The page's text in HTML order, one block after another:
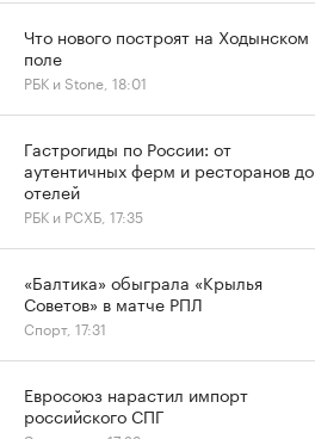
Что нового построят на Ходынском
поле
РБК и Stone, 18:01
Гастрогиды по России: от
аутентичных ферм и ресторанов до
отелей
РБК и РСХБ, 17:35
«Балтика» обыграла «Крылья
Советов» в матче РПЛ
Спорт, 17:31
Евросоюз нарастил импорт
российского СПГ